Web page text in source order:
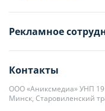
+375 29 376-13-70
+375 33 376-13-70
editor@domovita.by
Мы принимаем звонки и
18:00.
Рекламное
+375 29 563-15-61
kb@domovita.by
+375 29 179-11-28
vg@domovita.by
Контакты
ООО «Аниксмедиа» УНП
Минск, Старовиленский